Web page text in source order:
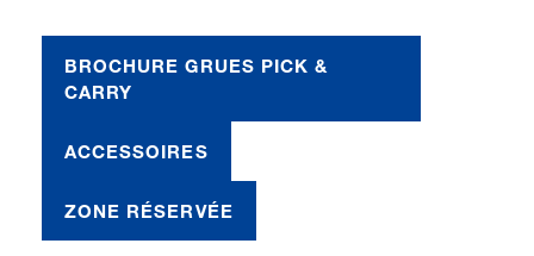
BROCHURE GRUES PICK &
CARRY
ACCESSOIRES
ZONE RÉSERVÉE